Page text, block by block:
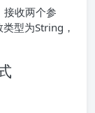
收两个参
型为String，